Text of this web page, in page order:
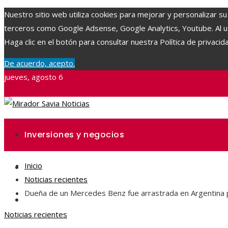
Nuestro sitio web utiliza cookies para mejorar y personalizar
terceros como Google Adsense, Google Analytics, Youtube.
Haga clic en el botón para consultar nuestra Política de
De acuerdo, acepto.
jueves, agosto 6
Inversiones y negocios
Ciencia y tecnología
Responsabilidad social
Inicio
Noticias recientes
Dueña de un Mercedes Benz fue arrastrada en
Noticias recientes